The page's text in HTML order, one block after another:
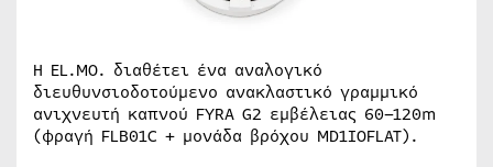
Η EL.MO. διαθέτει ένα αναλογικό
διευθυνσιοδοτούμενο ανακλαστικό γραμμικό
ανιχνευτή καπνού FYRA G2 εμβέλειας 60–120m
(φραγή FLB01C + μονάδα βρόχου MD1IOFLAT).